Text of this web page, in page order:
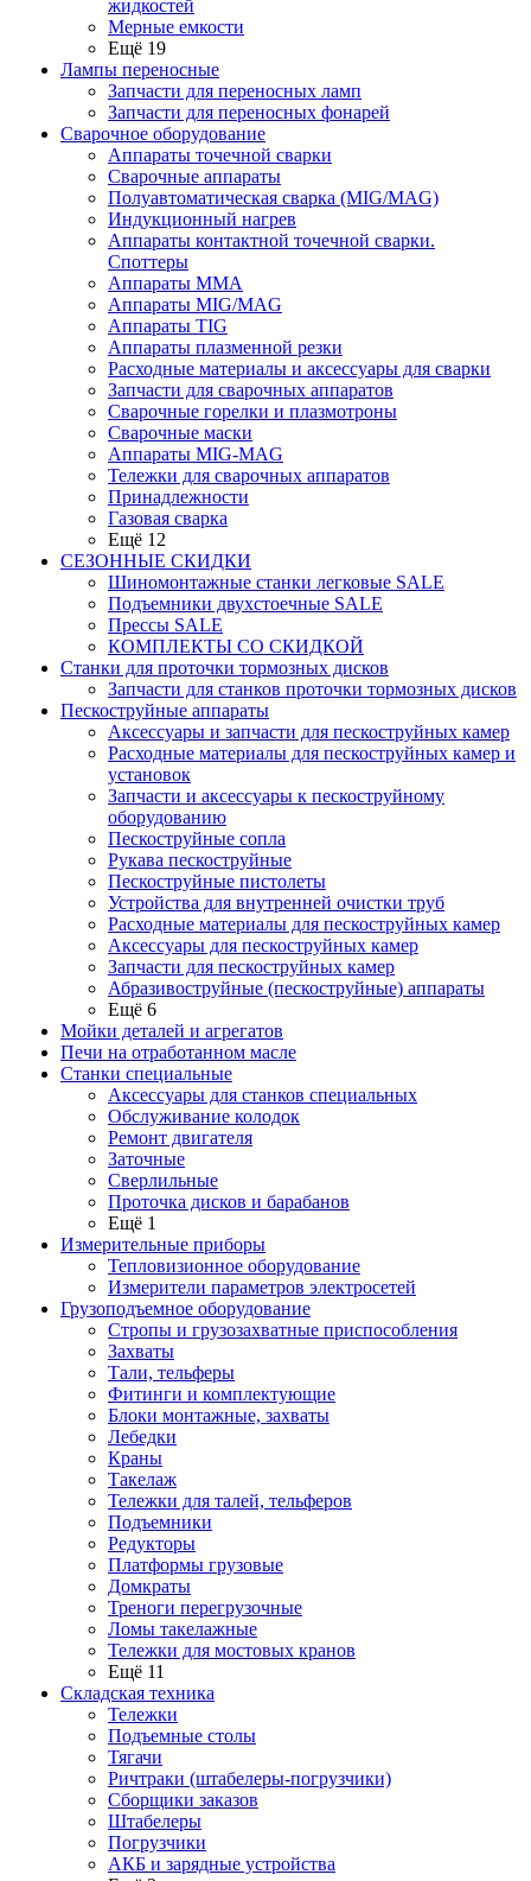
жидкостей
Мерные емкости
Ещё 19
Лампы переносные
Запчасти для переносных ламп
Запчасти для переносных фонарей
Сварочное оборудование
Аппараты точечной сварки
Сварочные аппараты
Полуавтоматическая сварка (MIG/MAG)
Индукционный нагрев
Аппараты контактной точечной сварки.
Споттеры
Аппараты MMA
Аппараты MIG/MAG
Аппараты TIG
Аппараты плазменной резки
Расходные материалы и аксессуары для сварки
Запчасти для сварочных аппаратов
Сварочные горелки и плазмотроны
Сварочные маски
Аппараты MIG-MAG
Тележки для сварочных аппаратов
Принадлежности
Газовая сварка
Ещё 12
СЕЗОННЫЕ СКИДКИ
Шиномонтажные станки легковые SALE
Подъемники двухстоечные SALE
Прессы SALE
КОМПЛЕКТЫ СО СКИДКОЙ
Станки для проточки тормозных дисков
Запчасти для станков проточки тормозных дисков
Пескоструйные аппараты
Аксессуары и запчасти для пескоструйных камер
Расходные материалы для пескоструйных камер и
установок
Запчасти и аксессуары к пескоструйному
оборудованию
Пескоструйные сопла
Рукава пескоструйные
Пескоструйные пистолеты
Устройства для внутренней очистки труб
Расходные материалы для пескоструйных камер
Аксессуары для пескоструйных камер
Запчасти для пескоструйных камер
Абразивоструйные (пескоструйные) аппараты
Ещё 6
Мойки деталей и агрегатов
Печи на отработанном масле
Станки специальные
Аксессуары для станков специальных
Обслуживание колодок
Ремонт двигателя
Заточные
Сверлильные
Проточка дисков и барабанов
Ещё 1
Измерительные приборы
Тепловизионное оборудование
Измерители параметров электросетей
Грузоподъемное оборудование
Стропы и грузозахватные приспособления
Захваты
Тали, тельферы
Фитинги и комплектующие
Блоки монтажные, захваты
Лебедки
Краны
Такелаж
Тележки для талей, тельферов
Подъемники
Редукторы
Платформы грузовые
Домкраты
Треноги перегрузочные
Ломы такелажные
Тележки для мостовых кранов
Ещё 11
Складская техника
Тележки
Подъемные столы
Тягачи
Ричтраки (штабелеры-погрузчики)
Сборщики заказов
Штабелеры
Погрузчики
АКБ и зарядные устройства